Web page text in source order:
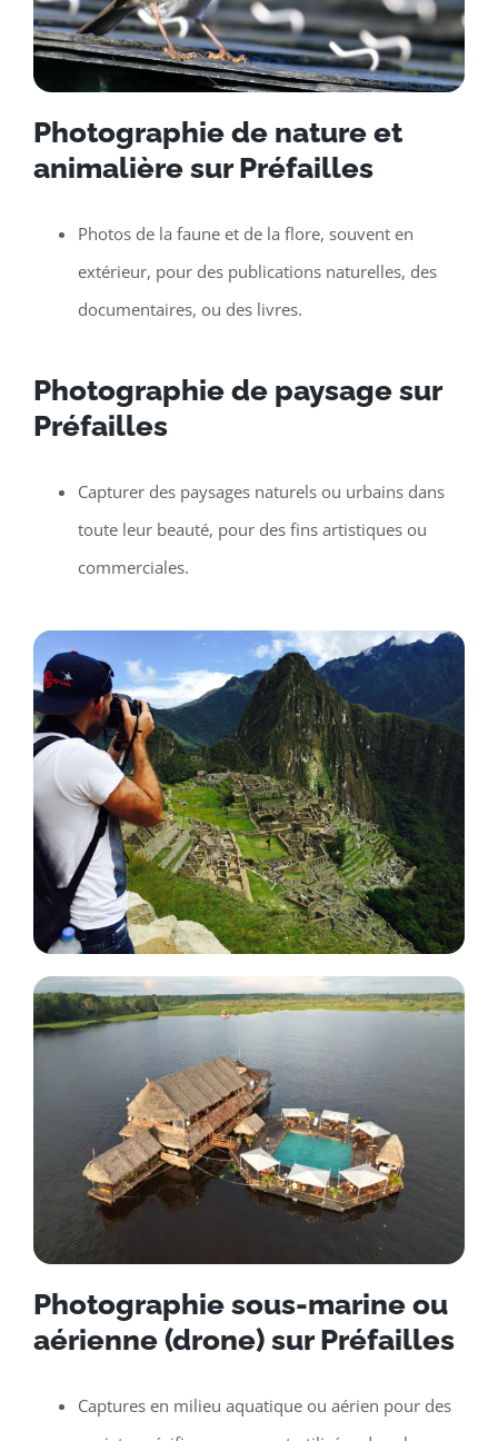
Photographie de nature et
animalière sur Préfailles
Photos de la faune et de la flore, souvent en
extérieur, pour des publications naturelles, des
documentaires, ou des livres.
Photographie de paysage sur
Préfailles
Capturer des paysages naturels ou urbains dans
toute leur beauté, pour des fins artistiques ou
commerciales.
Photographie sous-marine ou
aérienne (drone) sur Préfailles
Captures en milieu aquatique ou aérien pour des